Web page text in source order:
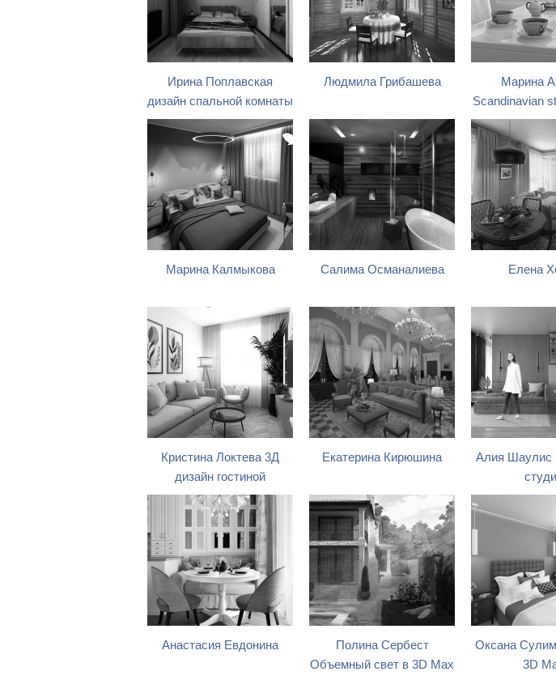
Ирина Поплавская
дизайн спальной комнаты
Людмила Грибашева
Марина
Scandinavian
Марина Калмыкова Салима Османалиева Елена
Кристина Локтева 3Д
дизайн гостиной
Екатерина Кирюшина
Алия Шаулис
Анастасия Евдонина
Полина Сербест
Объемный свет в 3D Max
Оксана
3D